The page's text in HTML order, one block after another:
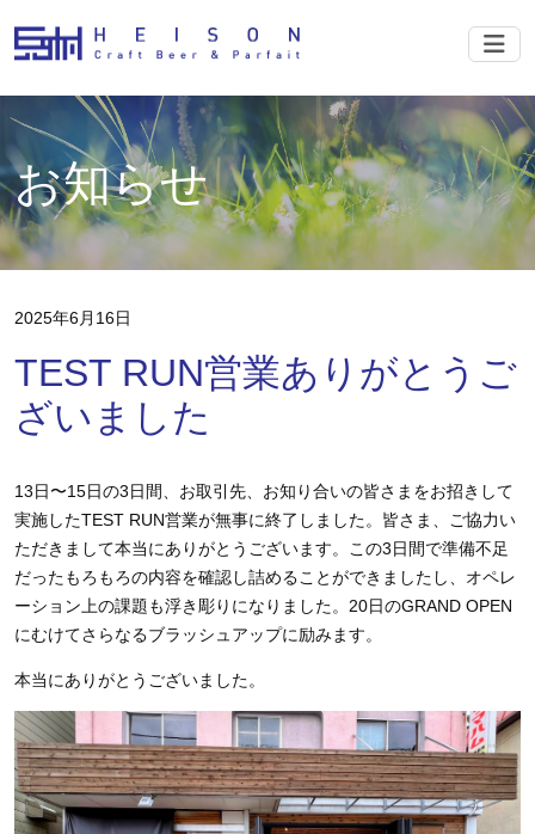
ナ
お知らせ
2025年6月16日
TEST RUN営業ありがとうご
ざいました
13日〜15日の3日間、お取引先、お知り合いの皆さまをお招きして
実施したTEST RUN営業が無事に終了しました。皆さま、ご協力い
ただきまして本当にありがとうございます。この3日間で準備不足
だったもろもろの内容を確認し詰めることができましたし、オペレ
ーション上の課題も浮き彫りになりました。20日のGRAND OPEN
にむけてさらなるブラッシュアップに励みます。
本当にありがとうございました。